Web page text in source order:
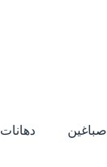
صباغين دهانات